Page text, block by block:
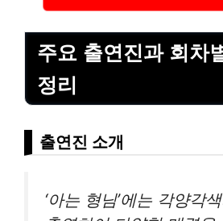
주요 출연진과 회차
정리
출연진 소개
‘아는 형님’에는 각양각